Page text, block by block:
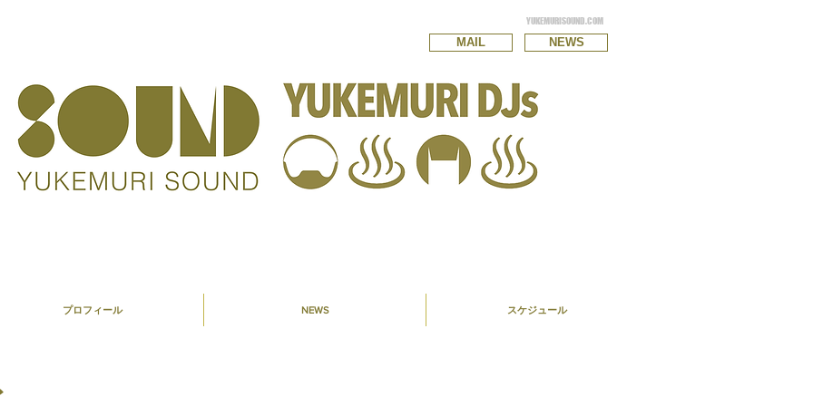
YUKEMURISOUND.COM
MAIL NEWS
プロフィール NEWS スケジュール